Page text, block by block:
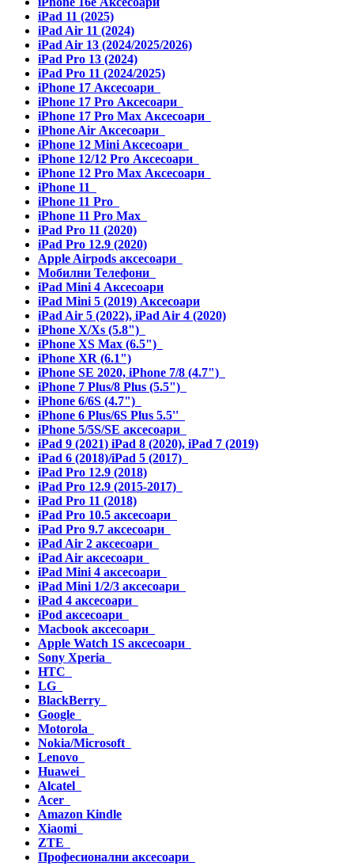
iPad 11 (2025)
iPad Air 11 (2024)
iPad Air 13 (2024/2025/2026)
iPad Pro 13 (2024)
iPad Pro 11 (2024/2025)
iPhone 17 Аксесоари
iPhone 17 Pro Аксесоари
iPhone 17 Pro Max Аксесоари
iPhone Air Аксесоари
iPhone 12 Mini Аксесоари
iPhone 12/12 Pro Аксесоари
iPhone 12 Pro Max Аксесоари
iPhone 11
iPhone 11 Pro
iPhone 11 Pro Max
iPad Pro 11 (2020)
iPad Pro 12.9 (2020)
Apple Airpods аксесоари
Мобилни Телефони
iPad Mini 4 Аксесоари
iPad Mini 5 (2019) Аксесоари
iPad Air 5 (2022), iPad Air 4 (2020)
iPhone X/Xs (5.8")
iPhone XS Max (6.5")
iPhone XR (6.1")
iPhone SE 2020, iPhone 7/8 (4.7")
iPhone 7 Plus/8 Plus (5.5")
iPhone 6/6S (4.7")
iPhone 6 Plus/6S Plus 5.5''
iPhone 5/5S/SE аксесоари
iPad 9 (2021) iPad 8 (2020), iPad 7 (2019)
iPad 6 (2018)/iPad 5 (2017)
iPad Pro 12.9 (2018)
iPad Pro 12.9 (2015-2017)
iPad Pro 11 (2018)
iPad Pro 10.5 аксесоари
iPad Pro 9.7 аксесоари
iPad Air 2 аксесоари
iPad Air аксесоари
iPad Mini 4 аксесоари
iPad Mini 1/2/3 аксесоари
iPad 4 аксесоари
iPod аксесоари
Macbook аксесоари
Apple Watch 1S аксесоари
Sony Xperia
HTC
LG
BlackBerry
Google
Motorola
Nokia/Microsoft
Lenovo
Huawei
Alcatel
Acer
Amazon Kindle
Xiaomi
ZTE
Професионални аксесоари